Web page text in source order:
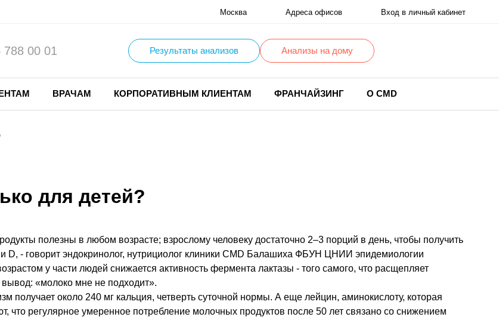
Москва Адреса офисов Вход в личный кабинет
788 00 01 Результаты анализов Анализы на дому
ВРАЧАМ КОРПОРАТИВНЫМ КЛИЕНТАМ ФРАНЧАЙЗИНГ О CMD
для детей?
полезны в любом возрасте; взрослому человеку достаточно 2–3 порций в день, чтобы получить
- говорит эндокринолог, нутрициолог клиники CMD Балашиха ФБУН ЦНИИ эпидемиологии
у части людей снижается активность фермента лактазы - того самого, что расщепляет
«молоко мне не подходит».
получает около 240 мг кальция, четверть суточной нормы. А еще лейцин, аминокислоту, которая
регулярное умеренное потребление молочных продуктов после 50 лет связано со снижением